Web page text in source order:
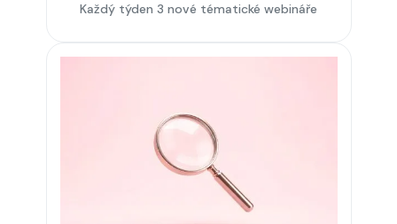
Každý týden 3 nové tématické webináře